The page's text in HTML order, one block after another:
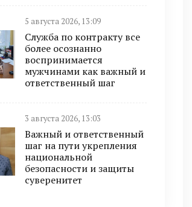
5 августа 2026, 13:09
Служба по контракту все
более осознанно
воспринимается
мужчинами как важный и
ответственный шаг
3 августа 2026, 13:03
Важный и ответственный
шаг на пути укрепления
национальной
безопасности и защиты
суверенитет